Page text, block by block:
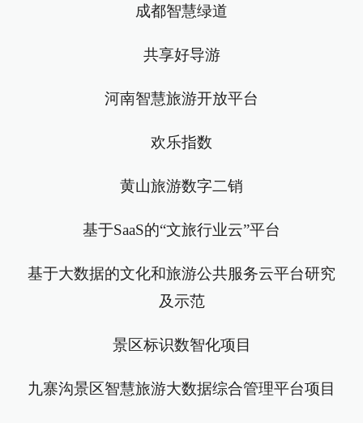
成都智慧绿道
共享好导游
河南智慧旅游开放平台
欢乐指数
黄山旅游数字二销
基于SaaS的“文旅行业云”平台
基于大数据的文化和旅游公共服务云平台研究
及示范
景区标识数智化项目
九寨沟景区智慧旅游大数据综合管理平台项目